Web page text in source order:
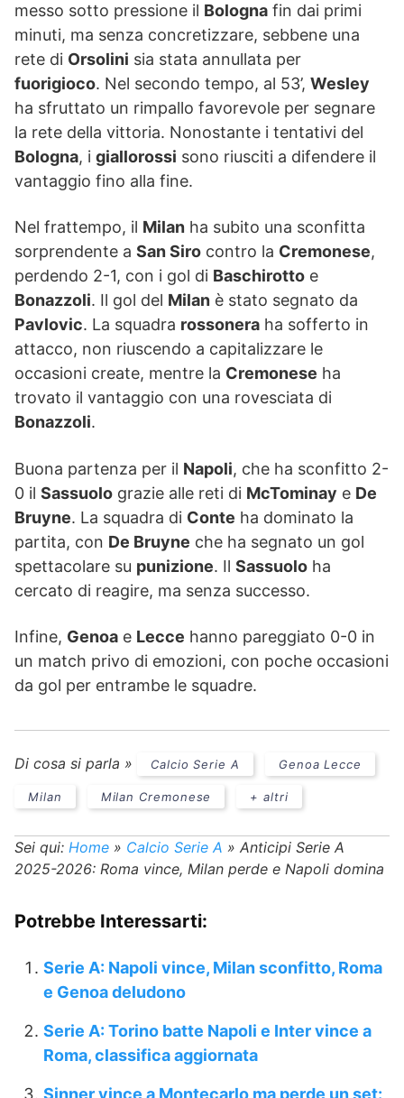
messo sotto pressione il Bologna fin dai primi
minuti, ma senza concretizzare, sebbene una
rete di Orsolini sia stata annullata per
fuorigioco. Nel secondo tempo, al 53’, Wesley
ha sfruttato un rimpallo favorevole per segnare
la rete della vittoria. Nonostante i tentativi del
Bologna, i giallorossi sono riusciti a difendere il
vantaggio fino alla fine.
Nel frattempo, il Milan ha subito una sconfitta
sorprendente a San Siro contro la Cremonese,
perdendo 2-1, con i gol di Baschirotto e
Bonazzoli. Il gol del Milan è stato segnato da
Pavlovic. La squadra rossonera ha sofferto in
attacco, non riuscendo a capitalizzare le
occasioni create, mentre la Cremonese ha
trovato il vantaggio con una rovesciata di
Bonazzoli.
Buona partenza per il Napoli, che ha sconfitto 2-
0 il Sassuolo grazie alle reti di McTominay e De
Bruyne. La squadra di Conte ha dominato la
partita, con De Bruyne che ha segnato un gol
spettacolare su punizione. Il Sassuolo ha
cercato di reagire, ma senza successo.
Infine, Genoa e Lecce hanno pareggiato 0-0 in
un match privo di emozioni, con poche occasioni
da gol per entrambe le squadre.
Di cosa si parla » Calcio Serie A Genoa Lecce
Milan Milan Cremonese + altri
Sei qui: Home » Calcio Serie A » Anticipi Serie A
2025-2026: Roma vince, Milan perde e Napoli domina
Potrebbe Interessarti:
Serie A: Napoli vince, Milan sconfitto, Roma
e Genoa deludono
Serie A: Torino batte Napoli e Inter vince a
Roma, classifica aggiornata